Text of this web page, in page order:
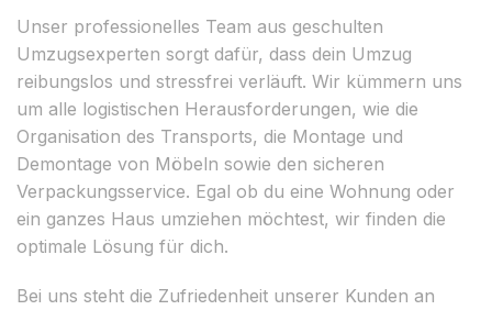
Unser professionelles Team aus geschulten
Umzugsexperten sorgt dafür, dass dein Umzug
reibungslos und stressfrei verläuft. Wir kümmern uns
um alle logistischen Herausforderungen, wie die
Organisation des Transports, die Montage und
Demontage von Möbeln sowie den sicheren
Verpackungsservice. Egal ob du eine Wohnung oder
ein ganzes Haus umziehen möchtest, wir finden die
optimale Lösung für dich.
Bei uns steht die Zufriedenheit unserer Kunden an